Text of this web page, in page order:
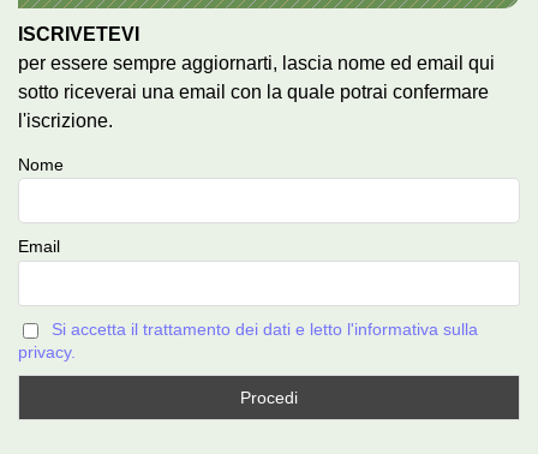
ISCRIVETEVI
per essere sempre aggiornarti, lascia nome ed email qui
sotto riceverai una email con la quale potrai confermare
l'iscrizione.
Nome
Email
Si accetta il trattamento dei dati e letto l'informativa sulla
privacy.